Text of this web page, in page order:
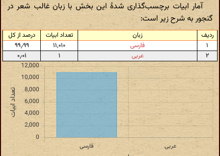
آمار ابیات برچسب‌گذاری شدهٔ این بخش با زبان غالب شعر در
گنجور به شرح زیر است:
ردیف زبان تعداد ابیات
درصد از کل
۱
فارسی ۱۱٬۰۱۰
۹۹٫۹۹
۲
عربی ۱ ۰٫۰۱